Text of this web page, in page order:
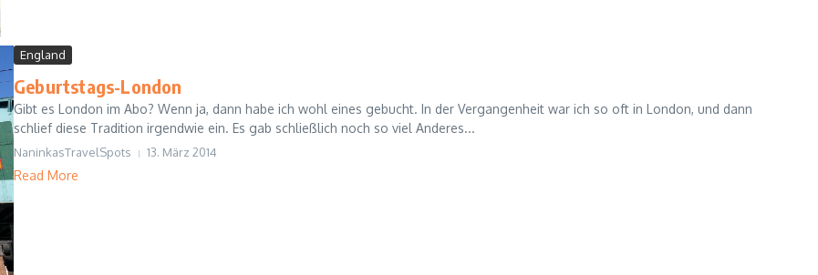
England
Geburtstags-London
Gibt es London im Abo? Wenn ja, dann habe ich wohl eines gebucht. In der Vergangenheit war ich so oft in London, und dann
schlief diese Tradition irgendwie ein. Es gab schließlich noch so viel Anderes...
NaninkasTravelSpots 13. März 2014
Read More